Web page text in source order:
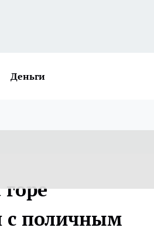
Деньги
с поличным